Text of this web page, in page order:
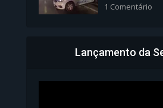
Bahia inicia
1 Comentário
Lançamento da